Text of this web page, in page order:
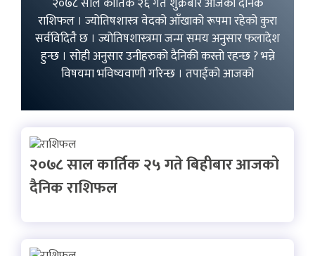
राशिफल । ज्योतिषशास्त्र वेदको आँखाको रूपमा रहेको कुरा
सर्वविदितै छ । ज्योतिषशास्त्रमा जन्म समय अनुसार फलादेश
हुन्छ । सोही अनुसार उनीहरुको दैनिकी कस्तो रहन्छ ? भन्ने
विषयमा भविष्यवाणी गरिन्छ । तपाईको आजको
२०७८ साल कार्तिक २५ गते बिहीबार आजको
दैनिक राशिफल